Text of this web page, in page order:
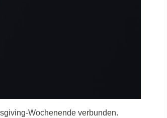
Wochenende verbunden.